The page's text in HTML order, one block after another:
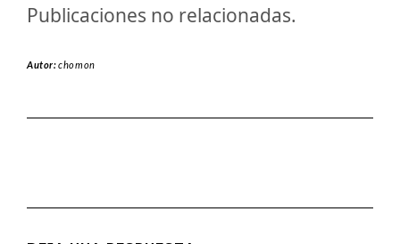
Publicaciones no relacionadas.
Autor:chomon